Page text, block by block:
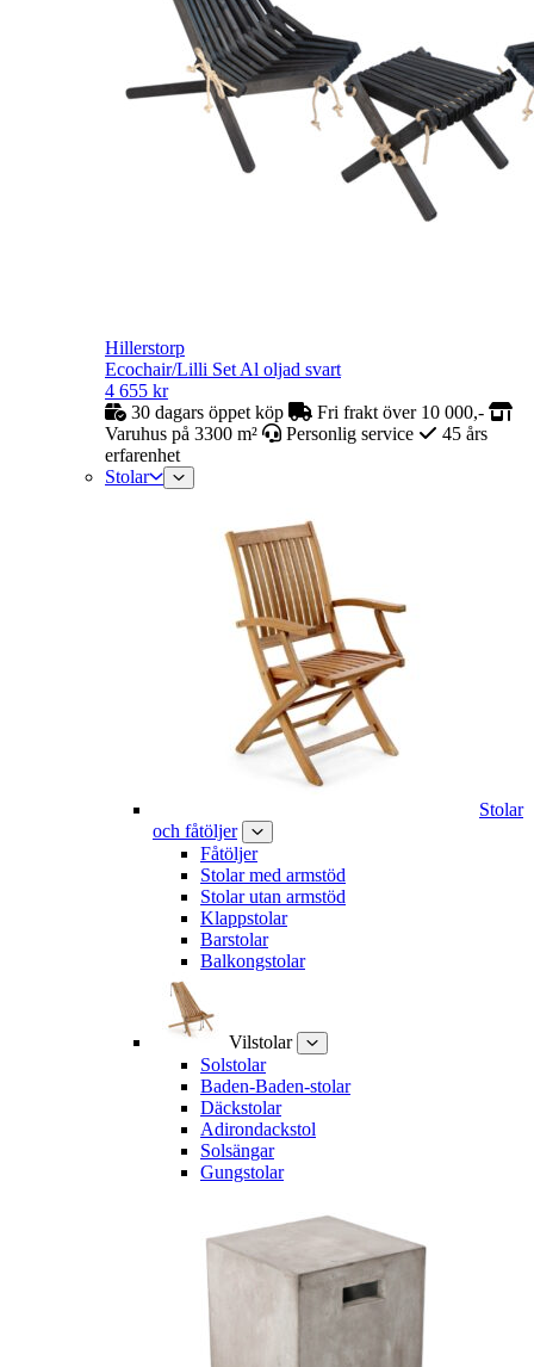
Hillerstorp
Ecochair/Lilli Set Al oljad svart
4 655 kr
30 dagars öppet köp
Fri frakt över 10 000,-
Varuhus på 3300 m²
Personlig service
45 års
erfarenhet
Stolar
Stolar
och fåtöljer
Fåtöljer
Stolar med armstöd
Stolar utan armstöd
Klappstolar
Barstolar
Balkongstolar
Vilstolar
Solstolar
Baden-Baden-stolar
Däckstolar
Adirondackstol
Solsängar
Gungstolar